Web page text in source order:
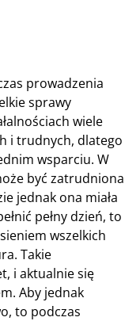
prowadzenia
sprawy
wiele
i trudnych, dlatego
wsparciu. W
być zatrudniona
jednak ona miała
pełny dzień, to
wszelkich
Takie
i aktualnie się
Aby jednak
to podczas